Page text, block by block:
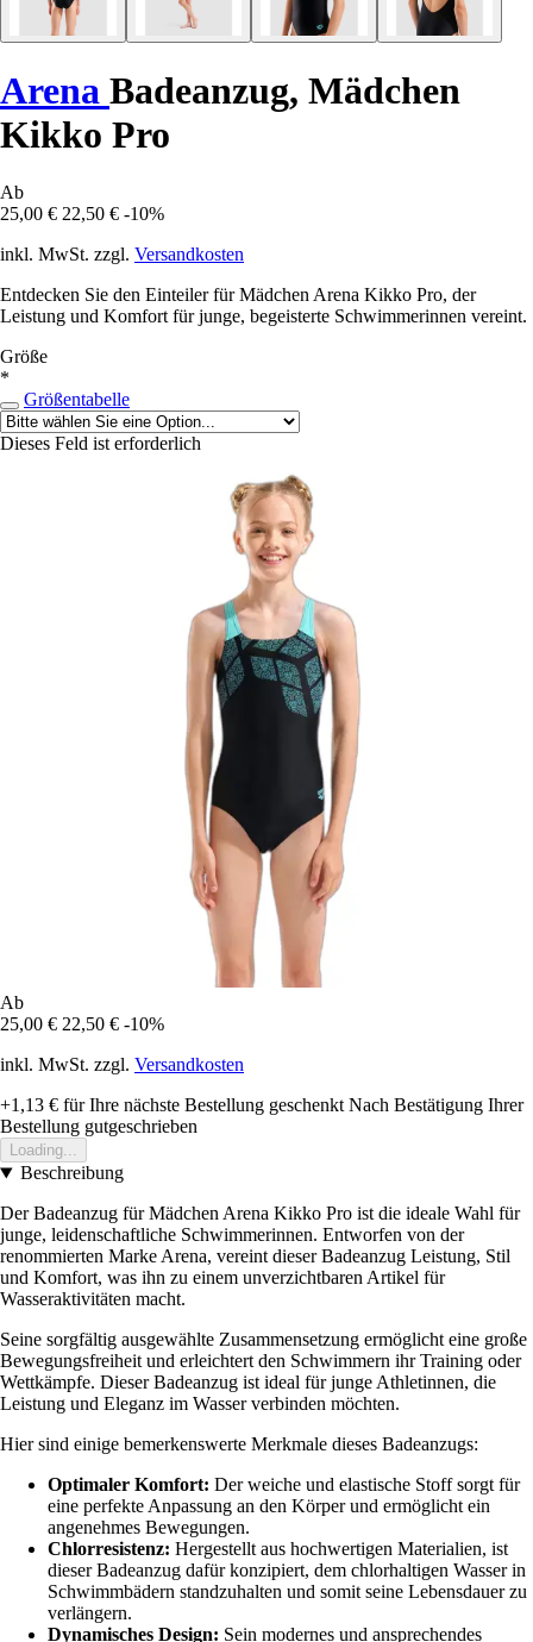
Arena Badeanzug, Mädchen
Kikko Pro
Ab
25,00 € 22,50 € -10%
inkl. MwSt. zzgl. Versandkosten
Entdecken Sie den Einteiler für Mädchen Arena Kikko Pro, der
Leistung und Komfort für junge, begeisterte Schwimmerinnen vereint.
Größe
*
Größentabelle
Dieses Feld ist erforderlich
Ab
25,00 € 22,50 € -10%
inkl. MwSt. zzgl. Versandkosten
+1,13 € für Ihre nächste Bestellung geschenkt Nach Bestätigung Ihrer
Bestellung gutgeschrieben
Loading...
Beschreibung
Der Badeanzug für Mädchen Arena Kikko Pro ist die ideale Wahl für
junge, leidenschaftliche Schwimmerinnen. Entworfen von der
renommierten Marke Arena, vereint dieser Badeanzug Leistung, Stil
und Komfort, was ihn zu einem unverzichtbaren Artikel für
Wasseraktivitäten macht.
Seine sorgfältig ausgewählte Zusammensetzung ermöglicht eine große
Bewegungsfreiheit und erleichtert den Schwimmern ihr Training oder
Wettkämpfe. Dieser Badeanzug ist ideal für junge Athletinnen, die
Leistung und Eleganz im Wasser verbinden möchten.
Hier sind einige bemerkenswerte Merkmale dieses Badeanzugs:
Optimaler Komfort: Der weiche und elastische Stoff sorgt für
eine perfekte Anpassung an den Körper und ermöglicht ein
angenehmes Bewegungen.
Chlorresistenz: Hergestellt aus hochwertigen Materialien, ist
dieser Badeanzug dafür konzipiert, dem chlorhaltigen Wasser in
Schwimmbädern standzuhalten und somit seine Lebensdauer zu
verlängern.
Dynamisches Design: Sein modernes und ansprechendes